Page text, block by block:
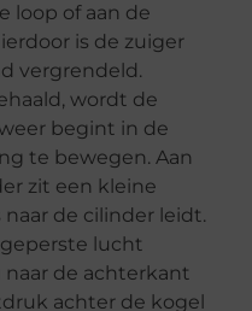
loop of aan de
is de zuiger
vergrendeld.
wordt de
begint in de
te bewegen. Aan
zit een kleine
de cilinder leidt.
lucht
de achterkant
achter de kogel